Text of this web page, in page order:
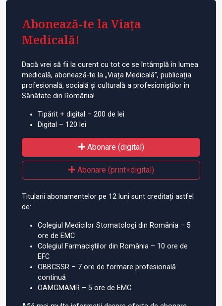
Abonează-te la Viața
Medicală!
Dacă vrei să fii la curent cu tot ce se întâmplă în lumea
medicală, abonează-te la „Viața Medicală”, publicația
profesională, socială și culturală a profesioniștilor în
Sănătate din România!
Tipărit + digital – 200 de lei
Digital – 120 lei
Abonare (digital)
Abonare (print+digital)
Titularii abonamentelor pe 12 luni sunt creditați astfel
de:
Colegiul Medicilor Stomatologi din România – 5
ore de EMC
Colegiul Farmaciștilor din România – 10 ore de
EFC
OBBCSSR – 7 ore de formare profesională
continuă
OAMGMAMR – 5 ore de EMC